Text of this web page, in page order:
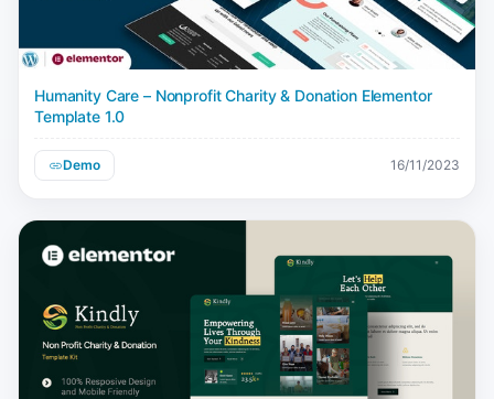
Humanity Care – Nonprofit Charity & Donation Elementor
Template 1.0
Demo 16/11/2023